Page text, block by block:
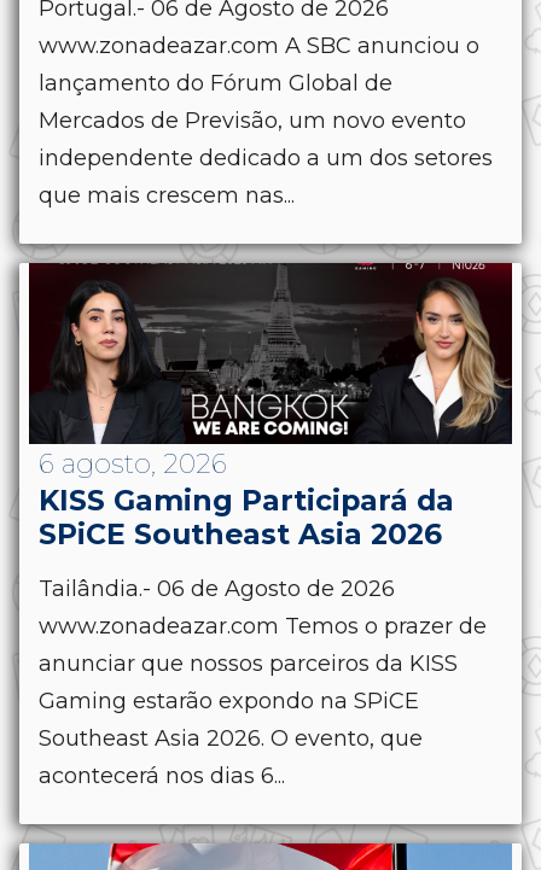
Portugal.- 06 de Agosto de 2026
www.zonadeazar.com A SBC anunciou o
lançamento do Fórum Global de
Mercados de Previsão, um novo evento
independente dedicado a um dos setores
que mais crescem nas...
6 agosto, 2026
KISS Gaming Participará da
SPiCE Southeast Asia 2026
Tailândia.- 06 de Agosto de 2026
www.zonadeazar.com Temos o prazer de
anunciar que nossos parceiros da KISS
Gaming estarão expondo na SPiCE
Southeast Asia 2026. O evento, que
acontecerá nos dias 6...